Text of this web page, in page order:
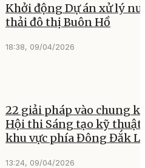
Khởi động Dự án xử lý
thải đô thị Buôn Hồ
18:38, 09/04/2026
22 giải pháp vào chung
Hội thi Sáng tạo kỹ thuật
khu vực phía Đông Đắk
13:24, 09/04/2026